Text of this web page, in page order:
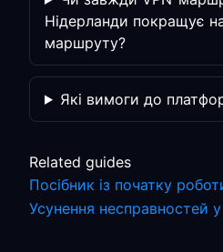
Нідерланди покращує
маршруту?
Які вимоги до
Related guides
Посібник із початку
Усунення несправностей